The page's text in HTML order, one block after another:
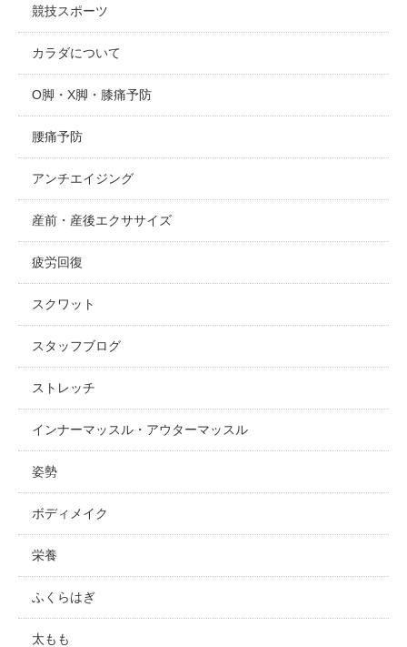
競技スポーツ
カラダについて
O脚・X脚・膝痛予防
腰痛予防
アンチエイジング
産前・産後エクササイズ
疲労回復
スクワット
スタッフブログ
ストレッチ
インナーマッスル・アウターマッスル
姿勢
ボディメイク
栄養
ふくらはぎ
太もも